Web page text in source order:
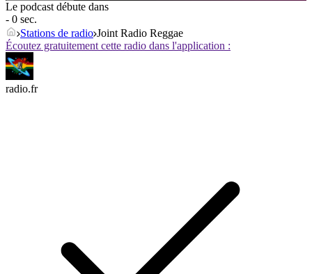
Le podcast débute dans
- 0 sec.
Stations de radio Joint Radio Reggae
Écoutez gratuitement cette radio dans l'application :
radio.fr